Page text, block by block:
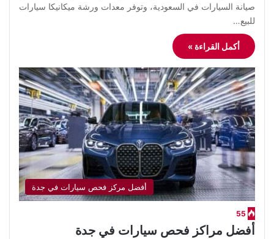
صيانة السيارات في السعودية، وتوفر معدات ورشة ميكانيكا سيارات
للبيع…
أكمل القراءة »
أفضل مركز فحص سيارات في جدة
55
أفضل مراكز فحص سيارات في جدة